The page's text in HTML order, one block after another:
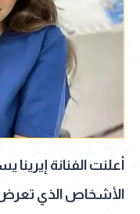
أعلنت الفنانة
الأشخاص الذي تعرض